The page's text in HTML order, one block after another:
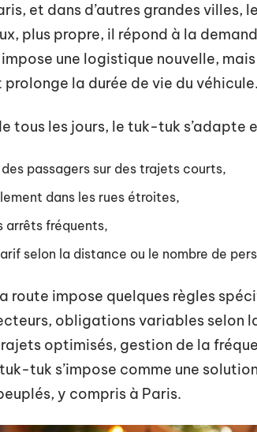
et dans d’autres grandes
plus propre, il répond à la
une logistique nouvelle,
prolonge la durée de vie du véhicule.
tous les jours, le tuk-tuk s’adapte
passagers sur des trajets courts,
dans les rues étroites,
arrêts fréquents,
selon la distance ou le nombre de
route impose quelques règles
obligations variables selon
optimisés, gestion de la
tuk s’impose comme une
y compris à Paris.